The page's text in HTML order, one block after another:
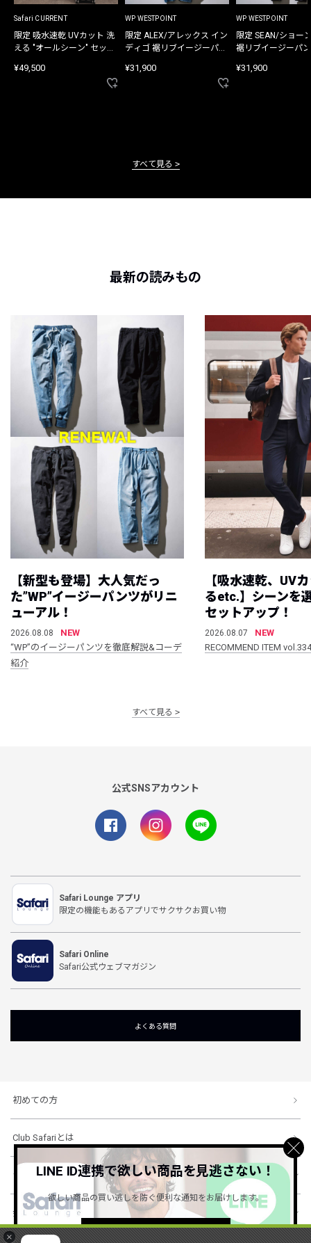
×
Safari CURRENT
限定 吸水速乾 UVカット 洗
える "オールシーン" セット
¥49,500
WP WESTPOINT
限定 ALEX/アレックス イン
ディゴ 裾リブイージーパン
¥31,900
WP WESTPOINT
限定 SEAN/ショー
裾リブイージーパ
¥31,900
すべて見る
最新の読みもの
【新型も登場】大人気だっ
た”WP”イージーパンツがリニ
ューアル！
2026.08.08
NEW
“WP”のイージーパンツを徹底解説&コーデ
紹介
【吸水速乾、UV
るetc.】シーンを
セットアップ！
2026.08.07
NEW
RECOMMEND ITEM vol.334
すべて見る
公式SNSアカウント
Safari Lounge アプリ
限定の機能もあるアプリでサクサクお買い物
Safari Online
Safari公式ウェブマガジン
よくある質問
初めての方
Club Safariとは
ショッピングガイド
会社概要・規約
LINE ID連携で欲しい商品を見逃さない！
欲しい商品の買い逃しを防ぐ便利な通知をお届けします。
詳しくはこちら ＞